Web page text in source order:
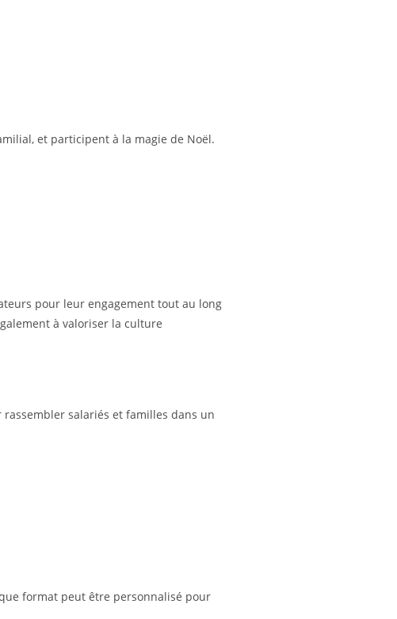
et participent à la magie de Noël.
pour leur engagement tout au long
à valoriser la culture
salariés et familles dans un
format peut être personnalisé pour